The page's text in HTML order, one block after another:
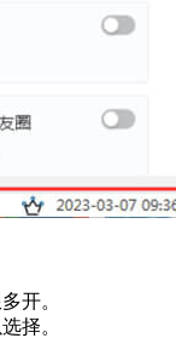
开。
择。